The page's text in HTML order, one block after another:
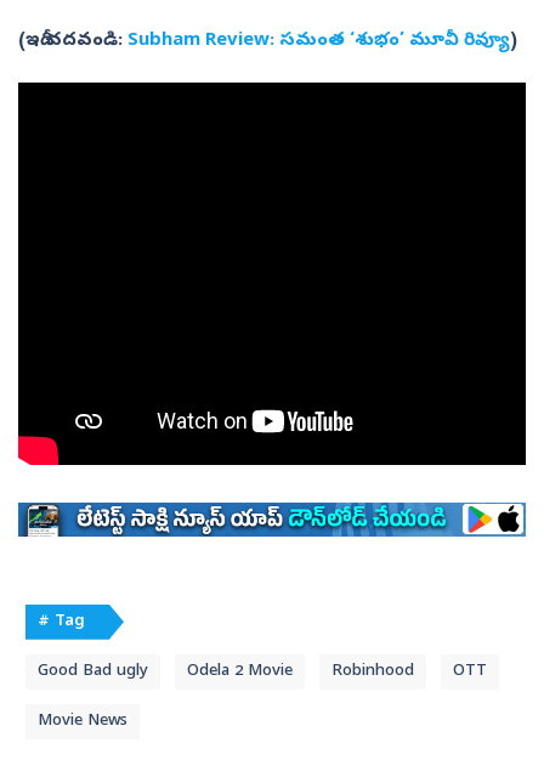
(ఇదీ చదవండి: Subham Review: సమంత ‘శుభం’ మూవీ రివ్యూ)
# Tag
Good Bad ugly Odela 2 Movie Robinhood OTT
Movie News